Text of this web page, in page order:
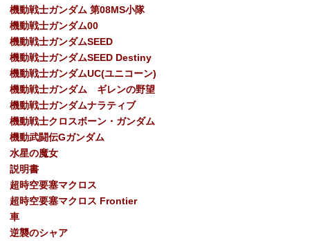
機動戦士ガンダム 第08MS小隊
機動戦士ガンダム00
機動戦士ガンダムSEED
機動戦士ガンダムSEED Destiny
機動戦士ガンダムUC(ユニコーン)
機動戦士ガンダム ギレンの野望
機動戦士ガンダムナラティブ
機動戦士クロスボーン・ガンダム
機動武闘伝Gガンダム
水星の魔女
説明書
超時空要塞マクロス
超時空要塞マクロス Frontier
車
逆襲のシャア